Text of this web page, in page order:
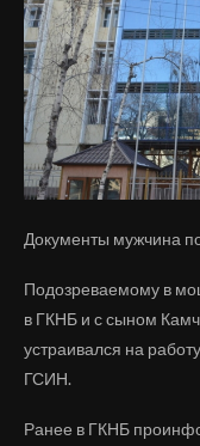
Документы мужчина
Подозреваемому в
в ГКНБ и с сыном
устраивался на
ГСИН.
Ранее в ГКНБ